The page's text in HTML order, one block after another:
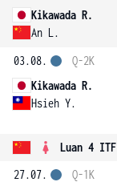
Kikawada R.
An L.
03.08.
Kikawada R.
Hsieh Y.
Q-2K
Luan 4 ITF
27.07.
Q-1K